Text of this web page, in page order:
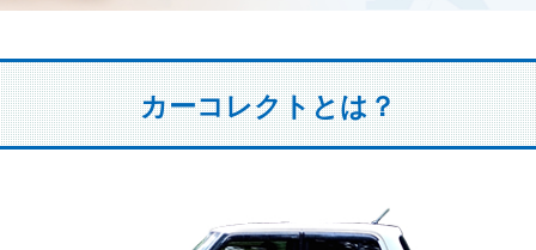
カーコレクトとは？